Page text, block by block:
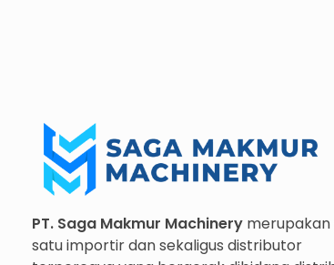
PT. Saga Makmur Machinery merupakan
satu importir dan sekaligus distributor